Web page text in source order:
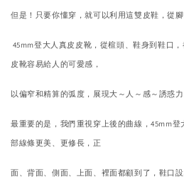
但是！只要你懂穿，就可以利用這雙皮鞋，從
45mm登大人真皮皮靴，從楦頭、鞋身到鞋口，
皮靴容易給人的可愛感，
以偏窄和精算的弧度，展現大～人～感～誘惑力
最重要的是，我們重視穿上後的曲線，45mm登
部線條更美、更修長， 正
面、背面、側面、上面、裡面都顧到了， 鞋口